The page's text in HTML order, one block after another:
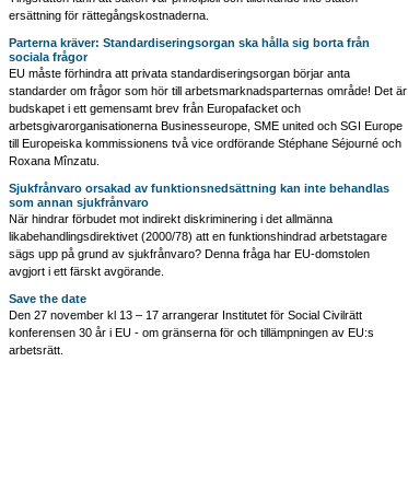
ersättning för rättegångskostnaderna.
Parterna kräver: Standardiseringsorgan ska hålla sig borta från
sociala frågor
EU måste förhindra att privata standardiseringsorgan börjar anta
standarder om frågor som hör till arbetsmarknadsparternas område! Det är
budskapet i ett gemensamt brev från Europafacket och
arbetsgivarorganisationerna Businesseurope, SME united och SGI Europe
till Europeiska kommissionens två vice ordförande Stéphane Séjourné och
Roxana Mînzatu.
Sjukfrånvaro orsakad av funktionsnedsättning kan inte behandlas
som annan sjukfrånvaro
När hindrar förbudet mot indirekt diskriminering i det allmänna
likabehandlingsdirektivet (2000/78) att en funktionshindrad arbetstagare
sägs upp på grund av sjukfrånvaro? Denna fråga har EU-domstolen
avgjort i ett färskt avgörande.
Save the date
Den 27 november kl 13 – 17 arrangerar Institutet för Social Civilrätt
konferensen 30 år i EU - om gränserna för och tillämpningen av EU:s
arbetsrätt.